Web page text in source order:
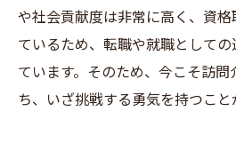
や社会貢献度は非常に高く、資
ているため、転職や就職として
ています。そのため、今こそ訪
ち、いざ挑戦する勇気を持つこと